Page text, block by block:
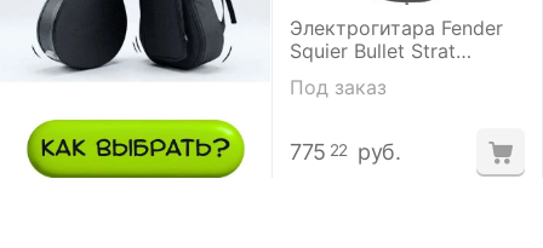
Электрогитара Fender
Squier Bullet Strat
Tremolo SSS Brown
Sunburst
Под заказ
775 22 руб.